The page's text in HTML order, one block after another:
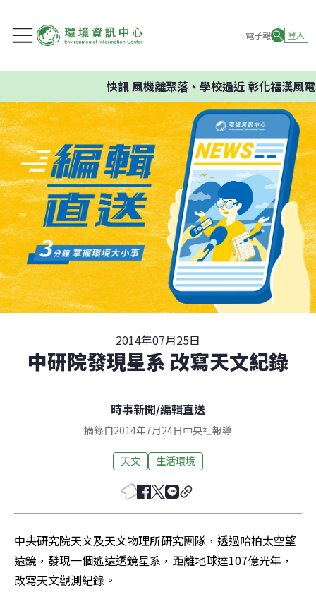
電子報 登入
快訊風機離聚落、學校過近 彰化福漢風電
2014年07月25日
中研院發現星系 改寫天文紀錄
時事新聞/編輯直送
摘錄自2014年7月24日中央社報導
天文 生活環境
中央研究院天文及天文物理所研究團隊，透過哈柏太空望
遠鏡，發現一個遙遠透鏡星系，距離地球達107億光年，
改寫天文觀測紀錄。